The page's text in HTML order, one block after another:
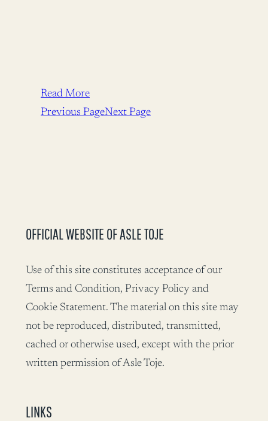
Read More
Previous PageNext Page
OFFICIAL WEBSITE OF ASLE TOJE
Use of this site constitutes acceptance of our
Terms and Condition, Privacy Policy and
Cookie Statement. The material on this site may
not be reproduced, distributed, transmitted,
cached or otherwise used, except with the prior
written permission of Asle Toje.
LINKS